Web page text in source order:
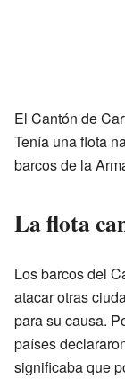
El Cantón de
Tenía una flota
barcos de la
La flota
Los barcos del
atacar otras
para su causa.
países
significaba que